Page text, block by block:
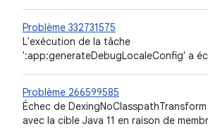
Problème 332731575
L'exécution de la tâche
':app:generateDebugLocaleConfig' a
Problème 266599585
Échec de
avec la cible Java 11 en raison de